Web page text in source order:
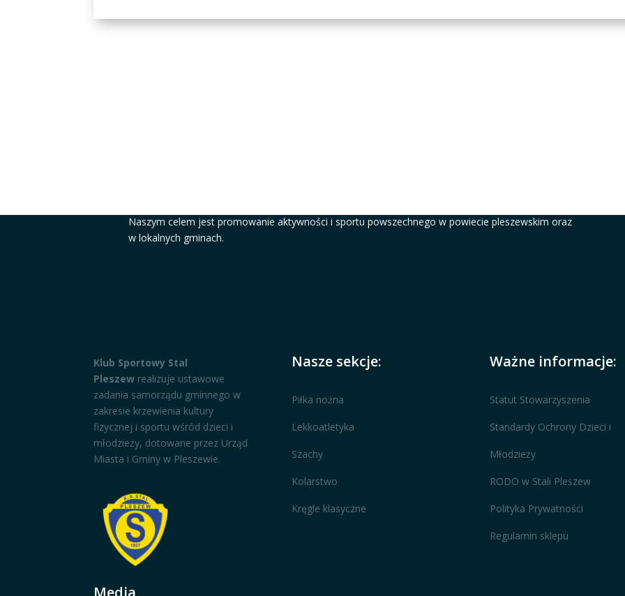
Naszym celem jest promowanie aktywności i sportu powszechnego w powiecie pleszewskim oraz
w lokalnych gminach.
Klub Sportowy Stal
Pleszew realizuje ustawowe
zadania samorządu gminnego w
zakresie krzewienia kultury
fizycznej i sportu wśród dzieci i
młodzieży, dotowane przez Urząd
Miasta i Gminy w Pleszewie.
Media
Nasze sekcje:
Piłka nożna
Lekkoatletyka
Szachy
Kolarstwo
Kręgle klasyczne
Ważne informacje:
Statut Stowarzyszenia
Standardy Ochrony Dzieci i
Młodzieży
RODO w Stali Pleszew
Polityka Prywatności
Regulamin sklepu